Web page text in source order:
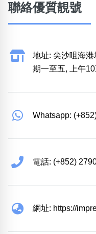
聯絡優質靚號
地址: 尖沙咀海
期一至五, 上午
Whatsapp:
電話: (+852)
網址: https://